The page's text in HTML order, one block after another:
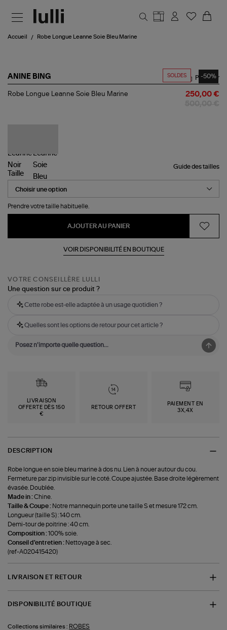
Accueil Robe Longue Leanne Soie Bleu Marine
SOLDES -50%
ANINE BING
Robe
Partager
Robe Longue Leanne Soie Bleu Marine 250,00 €
Guide des tailles
Taille
Prendre votre taille habituelle.
AJOUTER AU PANIER
VOIR DISPONIBILITÉ EN BOUTIQUE
VOTRE CONSEILLÈRE LULLI
Une question sur ce produit ?
Cette robe est-elle adaptée à un usage quotidien ?
Quelles sont les options de retour pour cet article ?
LIVRAISON
OFFERTE DÈS 150
€
RETOUR OFFERT
PAIEMENT EN
3X,4X
DESCRIPTION
Robe longue en soie bleu marine à dos nu. Lien à nouer autour du cou.
Fermeture par zip invisible sur le coté. Coupe ajustée. Base droite légèrement
évasée. Doublée.
Made in :Chine.
Taille & Coupe : Notre mannequin porte une taille S et mesure 172 cm.
Longueur (taille S) : 140 cm.
Demi-tour de poitrine : 40 cm.
Composition :100% soie.
Conseil d'entretien : Nettoyage à sec.
(ref-A020415420)
LIVRAISON ET RETOUR
DISPONIBILITÉ BOUTIQUE
Collections similaires : ROBES